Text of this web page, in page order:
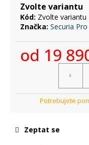
Zvolte variantu
Kód: Zvolte variantu
Značka: Securia Pro
od 19
Zeptat se